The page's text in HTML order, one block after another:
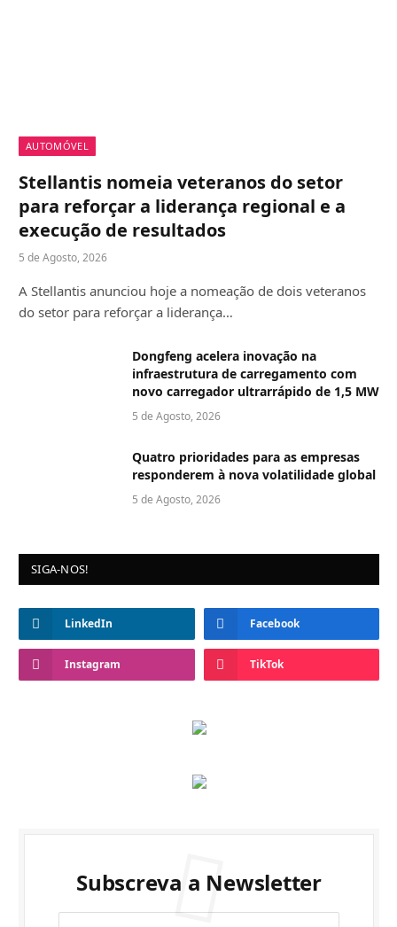
AUTOMÓVEL
Stellantis nomeia veteranos do setor
para reforçar a liderança regional e a
execução de resultados
5 de Agosto, 2026
A Stellantis anunciou hoje a nomeação de dois veteranos
do setor para reforçar a liderança…
Dongfeng acelera inovação na
infraestrutura de carregamento com
novo carregador ultrarrápido de 1,5 MW
5 de Agosto, 2026
Quatro prioridades para as empresas
responderem à nova volatilidade global
5 de Agosto, 2026
SIGA-NOS!
LinkedIn Facebook
Instagram TikTok
Subscreva a Newsletter